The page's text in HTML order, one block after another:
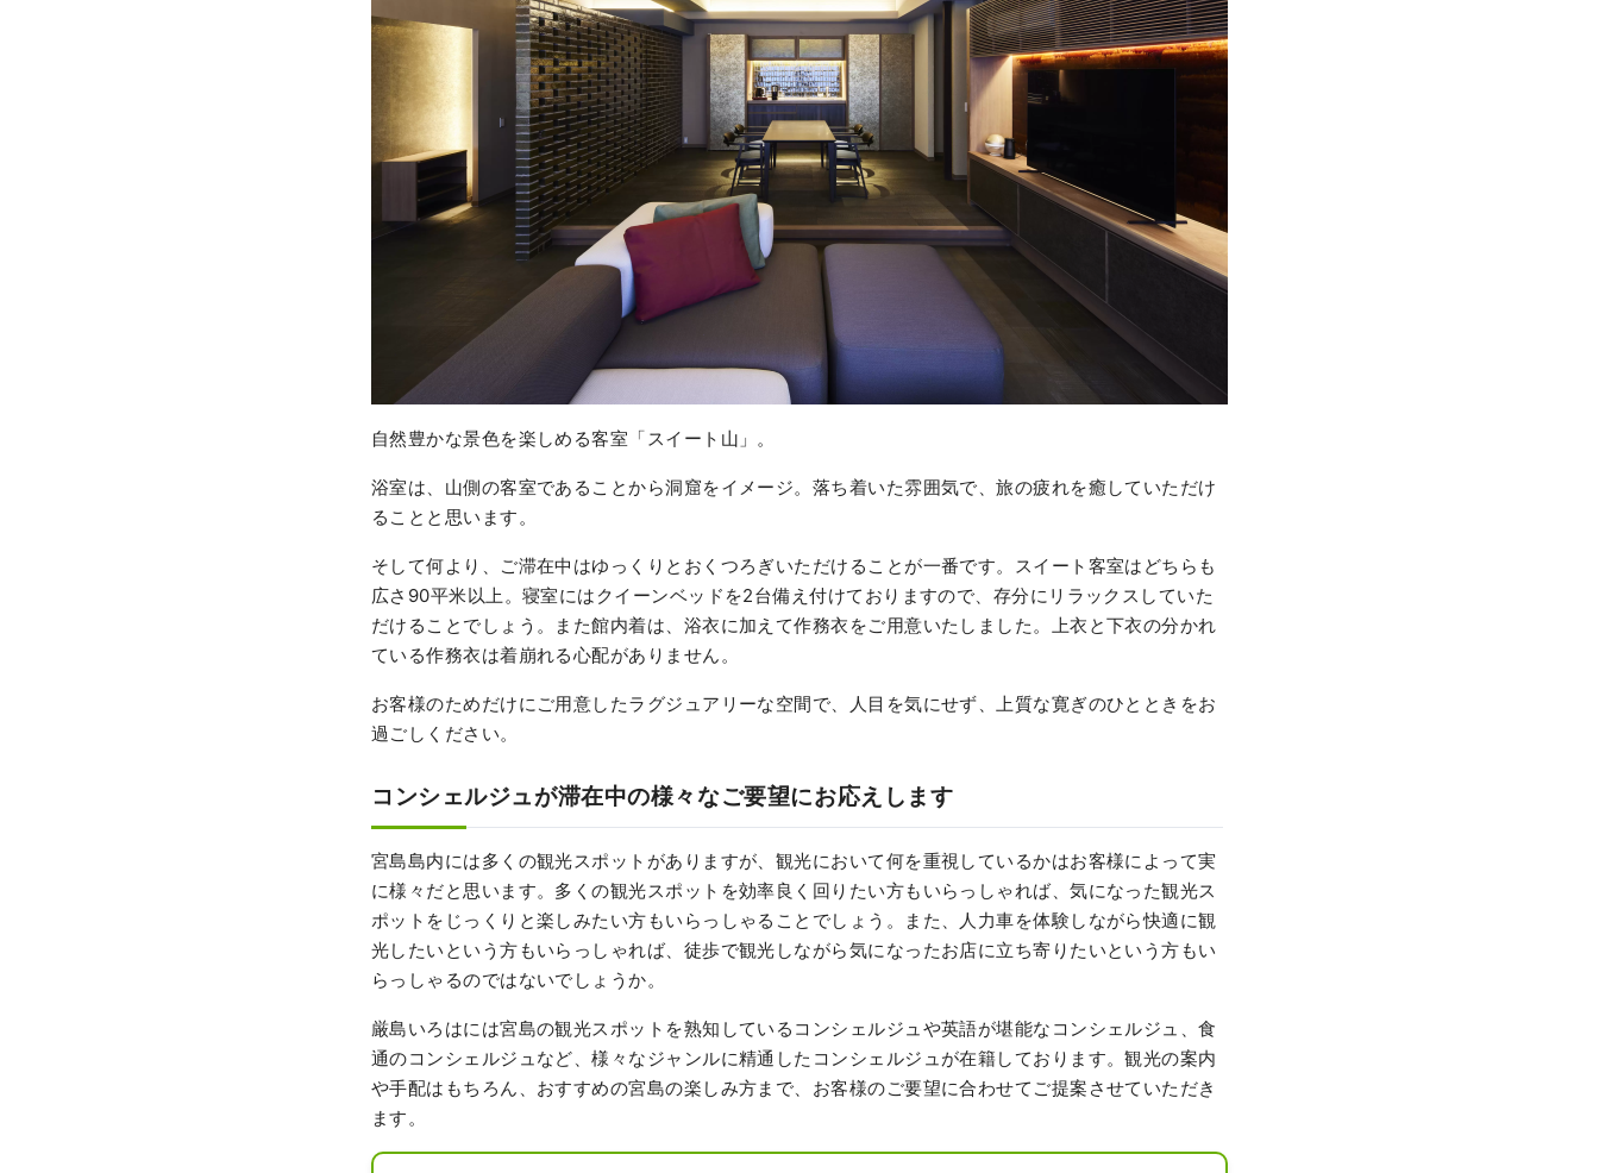
自然豊かな景色を楽しめる客室「スイート山」。
浴室は、山側の客室であることから洞窟をイメージ。落ち着いた雰囲気で、旅の疲れを癒していただけ
ることと思います。
そして何より、ご滞在中はゆっくりとおくつろぎいただけることが一番です。スイート客室はどちらも
広さ90平米以上。寝室にはクイーンベッドを2台備え付けておりますので、存分にリラックスしていた
だけることでしょう。また館内着は、浴衣に加えて作務衣をご用意いたしました。上衣と下衣の分かれ
ている作務衣は着崩れる心配がありません。
お客様のためだけにご用意したラグジュアリーな空間で、人目を気にせず、上質な寛ぎのひとときをお
過ごしください。
コンシェルジュが滞在中の様々なご要望にお応えします
宮島島内には多くの観光スポットがありますが、観光において何を重視しているかはお客様によって実
に様々だと思います。多くの観光スポットを効率良く回りたい方もいらっしゃれば、気になった観光ス
ポットをじっくりと楽しみたい方もいらっしゃることでしょう。また、人力車を体験しながら快適に観
光したいという方もいらっしゃれば、徒歩で観光しながら気になったお店に立ち寄りたいという方もい
らっしゃるのではないでしょうか。
厳島いろはには宮島の観光スポットを熟知しているコンシェルジュや英語が堪能なコンシェルジュ、食
通のコンシェルジュなど、様々なジャンルに精通したコンシェルジュが在籍しております。観光の案内
や手配はもちろん、おすすめの宮島の楽しみ方まで、お客様のご要望に合わせてご提案させていただき
ます。